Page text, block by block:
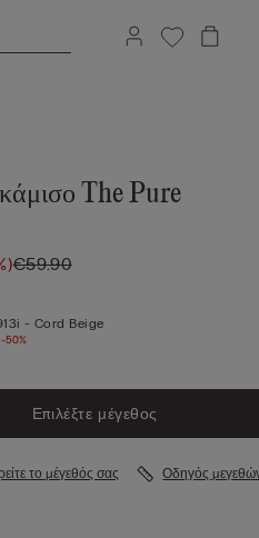
The Pure
€59.90
- Cord Beige
-50%
Επιλέξτε μέγεθος
το μέγεθός σας Οδηγός